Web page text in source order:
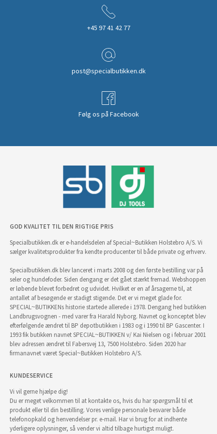
+45 97 41 42 77
post@specialbutikken.dk
Følg os på Facebook
GOD KVALITET TIL DEN RIGTIGE PRIS
Specialbutikken.dk er e-handelsdelen af Special~Butikken Holstebro A/S. Vi
sælger kvalitetsprodukter fra kendte producenter til både private og erhverv.
Specialbutikken.dk blev lanceret i marts 2008 og den første bestilling var på
seler og hundefoder. Siden dengang er det gået stærkt fremad. Webshoppen
er løbende blevet forbedret og udvidet. Hvilket er en af årsagerne til, at
antallet af besøgende er stadigt stigende. Det er vi meget glade for.
SPECIAL~BUTIKKENs historie startede allerede i 1978. Dengang hed butikken
Landbrugsvognen - med varer fra Harald Nyborg. Navnet og konceptet blev
efterfølgende ændret til BP depotbutikken i 1983 og i 1990 til BP Gascenter. I
1993 fik butikken navnet SPECIAL~BUTIKKEN v/ Kai Nielsen og i februar 2001
blev adressen ændret til Fabersvej 13, 7500 Holstebro. Siden 2020 har
firmanavnet været Special~Butikken Holstebro A/S.
KUNDESERVICE
Vi vil gerne hjælpe dig!
Du er meget velkommen til at kontakte os, hvis du har spørgsmål til et
produkt eller til din bestilling. Vores venlige personale besvarer både
telefonopkald og henvendelser pr. e-mail. Har vi brug for at indhente
yderligere oplysninger, så vender vi altid tilbage hurtigst muligt.